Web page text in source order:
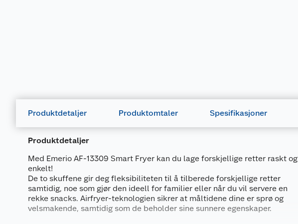
Produktdetaljer Produktomtaler Spesifikasjoner
Produktdetaljer
Med Emerio AF-13309 Smart Fryer kan du lage forskjellige retter raskt og
enkelt!
De to skuffene gir deg fleksibiliteten til å tilberede forskjellige retter
samtidig, noe som gjør den ideell for familier eller når du vil servere en
rekke snacks. Airfryer-teknologien sikrer at måltidene dine er sprø og
velsmakende, samtidig som de beholder sine sunnere egenskaper.